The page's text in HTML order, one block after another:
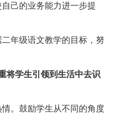
己的业务能力进一步提
年级语文教学的目标，努
学生引领到生活中去识
。鼓励学生从不同的角度